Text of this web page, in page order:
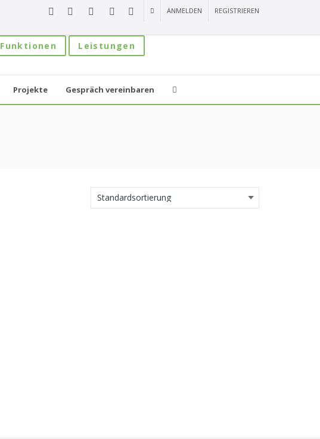
ANMELDEN REGISTRIEREN
Funktionen Leistungen
Projekte Gespräch vereinbaren